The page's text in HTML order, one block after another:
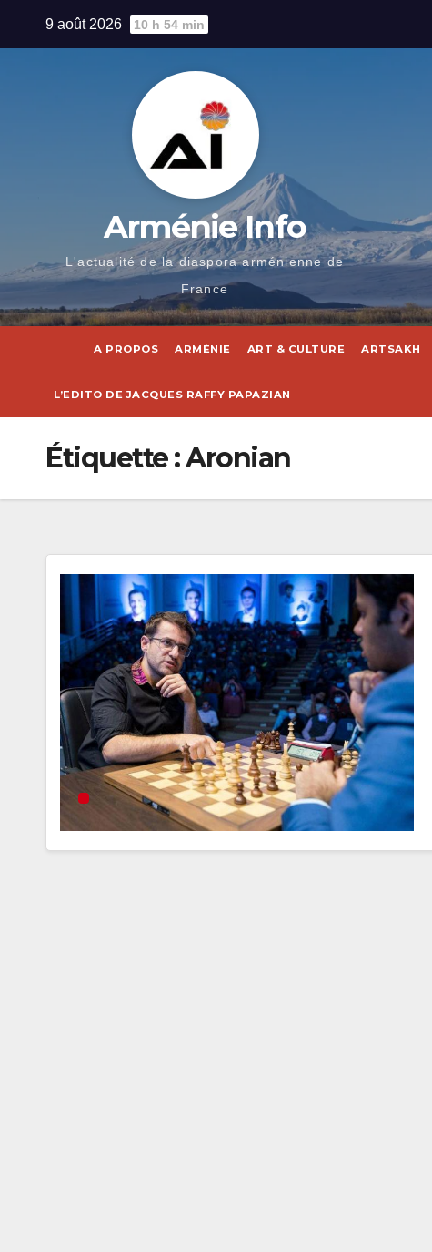
9 août 2026 10 h 54 min
Arménie Info
L'actualité de la diaspora arménienne de
France
A PROPOS ARMÉNIE ART & CULTURE ARTSAKH
L’EDITO DE JACQUES RAFFY PAPAZIAN
Étiquette :Aronian